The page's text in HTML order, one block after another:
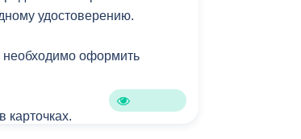
удостоверению.
необходимо оформить
карточках.